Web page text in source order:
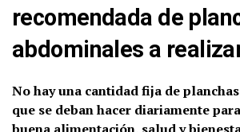
recomendada de
abdominales a
No hay una cantidad fija de
que se deban hacer diariamente